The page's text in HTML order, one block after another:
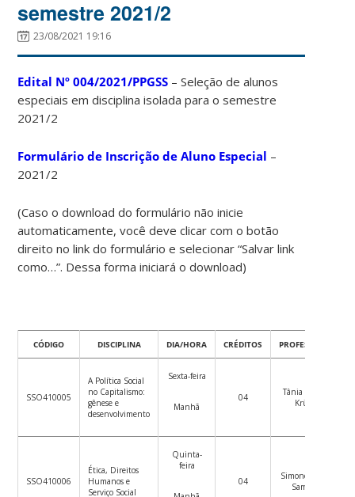
semestre 2021/2
23/08/2021 19:16
Edital Nº 004/2021/PPGSS – Seleção de alunos
especiais em disciplina isolada para o semestre
2021/2
Formulário de Inscrição de Aluno Especial –
2021/2
(Caso o download do formulário não inicie
automaticamente, você deve clicar com o botão
direito no link do formulário e selecionar “Salvar link
como…”. Dessa forma iniciará o download)
CÓDIGO DISCIPLINA DIA/HORA CRÉDITOS PROFESSOR/A
SSO410005
A Política Social
no Capitalismo:
gênese e
desenvolvimento
Sexta-feira
Manhã
04
Tânia Regina
Krüger
SSO410006
Ética, Direitos
Humanos e
Serviço Social
Quinta-
feira
04
Simone Sobral
Sampaio